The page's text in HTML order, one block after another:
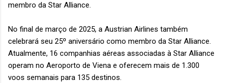
membro da Star Alliance.
No final de março de 2025, a Austrian Airlines também
celebrará seu 25º aniversário como membro da Star Alliance.
Atualmente, 16 companhias aéreas associadas à Star Alliance
operam no Aeroporto de Viena e oferecem mais de 1.300
voos semanais para 135 destinos.